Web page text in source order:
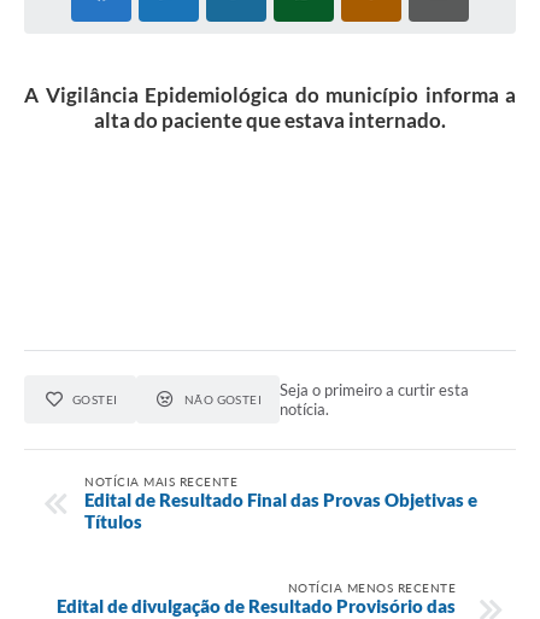
A Vigilância Epidemiológica do município informa a
alta do paciente que estava internado.
GOSTEI NÃO GOSTEI
Seja o primeiro a curtir esta
notícia.
NOTÍCIA MAIS RECENTE
Edital de Resultado Final das Provas Objetivas e
Títulos
NOTÍCIA MENOS RECENTE
Edital de divulgação de Resultado Provisório das